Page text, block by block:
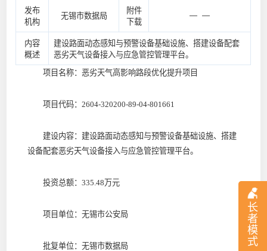
长
者
模
式
发布
机构
无锡市数据局
附件
下载
— —
内容
概述
建设路面动态感知与预警设备基础设施、搭建设备配套
恶劣天气设备接入与应急管控管理平台。
项目名称：恶劣天气高影响路段优化提升项目
项目代码：2604-320200-89-04-801661
建设内容：建设路面动态感知与预警设备基础设施、搭建
设备配套恶劣天气设备接入与应急管控管理平台。
投资总额：335.48万元
项目单位：无锡市公安局
批复单位：无锡市数据局